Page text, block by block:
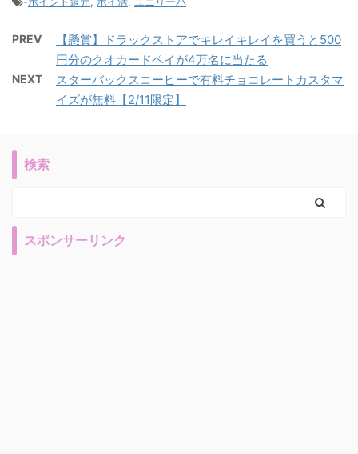
PREV
【懸賞】ドラックストアでキレイキレイを買うと500
円分のクオカードペイが4万名に当たる
NEXT
スターバックスコーヒーで有料チョコレートカスタマ
イズが無料【2/11限定】
検索
スポンサーリンク